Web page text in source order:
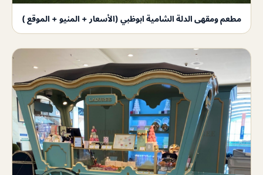
مطعم ومقهى الدلة الشامية ابوظبي (الأسعار + المنيو + الموقع )